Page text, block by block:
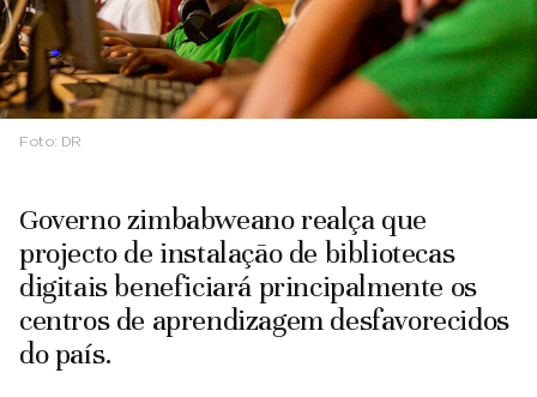
Foto: DR
Governo zimbabweano realça que
projecto de instalação de bibliotecas
digitais beneficiará principalmente os
centros de aprendizagem desfavorecidos
do país.